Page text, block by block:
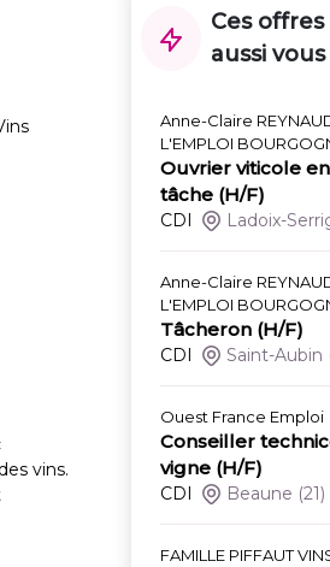
vins.
Ces
aussi
Anne-Claire
L'EMPLOI
Ouvrier viticole
tâche (H/F)
CDI Ladoix-
Anne-Claire
L'EMPLOI
Tâcheron (H/F)
CDI Saint-Aubin
Ouest France Emploi
Conseiller
vigne (H/F)
CDI Beaune (21)
FAMILLE PIFFAUT